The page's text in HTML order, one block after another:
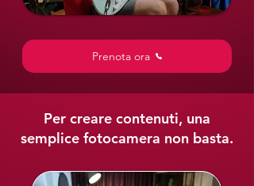
Prenota ora
Per creare contenuti, una
semplice fotocamera non basta.